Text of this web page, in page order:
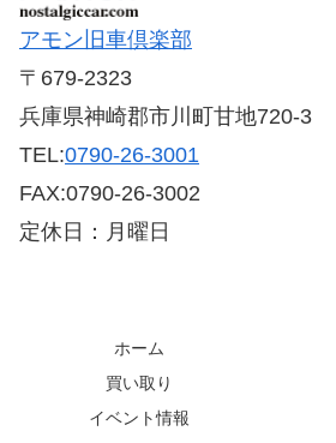
アモン旧車倶楽部
〒679-2323
兵庫県神崎郡市川町甘地720-3
TEL:0790-26-3001
FAX:0790-26-3002
定休日：月曜日
ホーム
買い取り
イベント情報